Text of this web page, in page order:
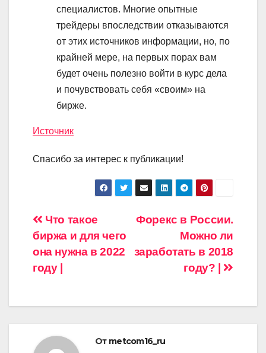
специалистов. Многие опытные
трейдеры впоследствии отказываются
от этих источников информации, но, по
крайней мере, на первых порах вам
будет очень полезно войти в курс дела
и почувствовать себя «своим» на
бирже.
Источник
Спасибо за интерес к публикации!
Навигация
по
записям
Форекс в России.
Можно ли
заработать в 2018
году? |
Что такое
биржа и для чего
она нужна в 2022
году |
От metcom16_ru